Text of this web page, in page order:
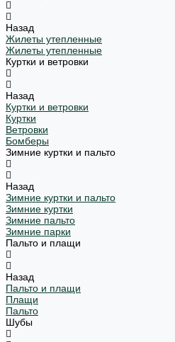
Назад
Жилеты утепленные
Жилеты утепленные
Куртки и ветровки
Назад
Куртки и ветровки
Куртки
Ветровки
Бомберы
Зимние куртки и пальто
Назад
Зимние куртки и пальто
Зимние куртки
Зимние пальто
Зимние парки
Пальто и плащи
Назад
Пальто и плащи
Плащи
Пальто
Шубы